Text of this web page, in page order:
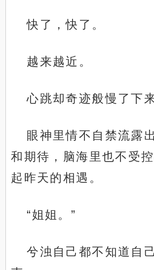
快了，快了。
越来越近。
心跳却奇迹般慢了下来
眼神里情不自禁流露
和期待，脑海里也不受
起昨天的相遇。
“姐姐。”
兮浊自己都不知道自